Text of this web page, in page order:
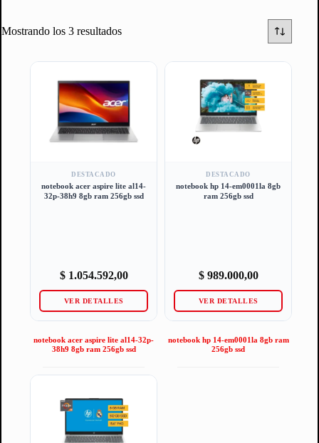
Mostrando los 3 resultados
DESTACADO
notebook acer aspire lite al14-
32p-38h9 8gb ram 256gb ssd
$1.054.592,00
VER DETALLES
notebook acer aspire lite al14-32p-
38h9 8gb ram 256gb ssd
DESTACADO
notebook hp 14-em0001la 8gb
ram 256gb ssd
$989.000,00
VER DETALLES
notebook hp 14-em0001la 8gb ram
256gb ssd